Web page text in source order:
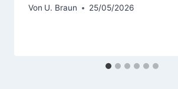
Von U. Braun 25/05/2026